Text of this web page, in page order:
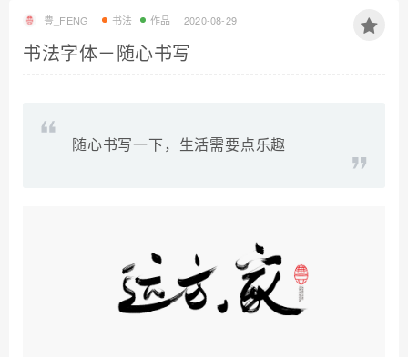
豊_FENG 书法 作品 2020-08-29
书法字体－随心书写
随心书写一下，生活需要点乐趣